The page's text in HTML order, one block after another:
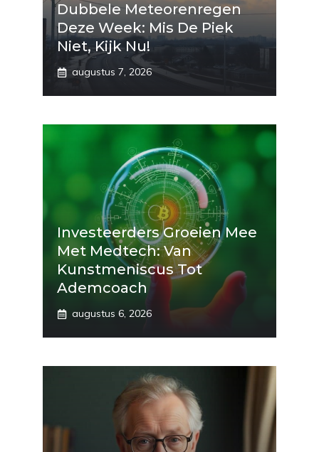
Dubbele Meteorenregen
Deze Week: Mis De Piek
Niet, Kijk Nu!
augustus 7, 2026
Investeerders Groeien Mee
Met Medtech: Van
Kunstmeniscus Tot
Ademcoach
augustus 6, 2026